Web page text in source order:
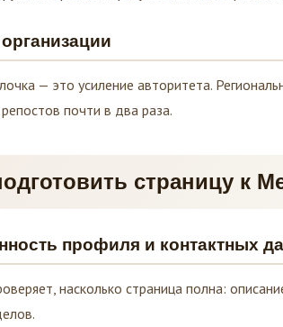
— это усиление авторитета.
почти в два раза.
страницу к
профиля и контактных
насколько страница полна: